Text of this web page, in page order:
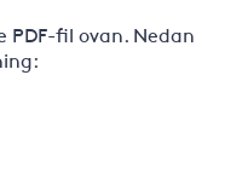
fil ovan. Nedan